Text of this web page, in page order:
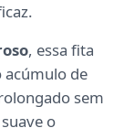
, essa fita
acúmulo de
sem
o